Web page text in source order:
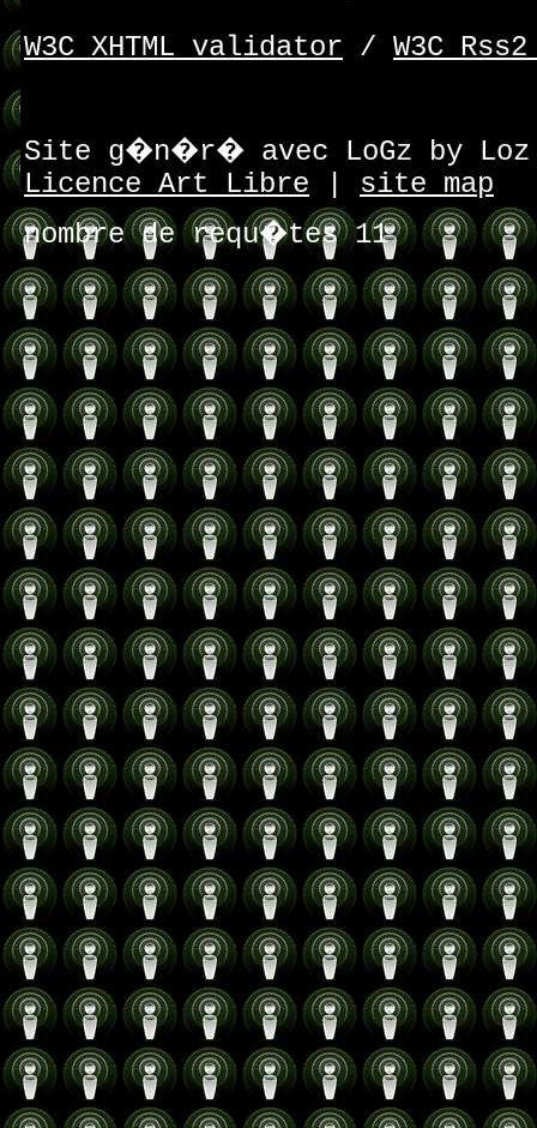
W3C XHTML validator / W3C
Site g�n�r� avec LoGz by
Licence Art Libre
site map
nombre de requ�tes 11